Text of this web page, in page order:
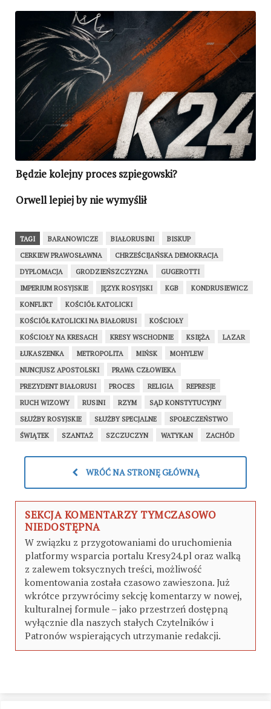
Będzie kolejny proces szpiegowski?
Orwell lepiej by nie wymyślił
TAGI BARANOWICZE BIAŁORUSINI
BISKUP
CERKIEW PRAWOSŁAWNA
CHRZEŚCIJAŃSKA DEMOKRACJA
DYPLOMACJA
GRODZIEŃSZCZYZNA
GUGEROTTI
IMPERIUM ROSYJSKIE
JĘZYK ROSYJSKI KGB
KONDRUSIEWICZ
KONFLIKT
KOŚCIÓŁ KATOLICKI
KOŚCIÓŁ KATOLICKI NA BIAŁORUSI
KOŚCIOŁY
KOŚCIOŁY NA KRESACH
KRESY WSCHODNIE KSIĘŻA
LAZAR
ŁUKASZENKA
METROPOLITA MIŃSK
MOHYLEW
NUNCJUSZ APOSTOLSKI
PRAWA CZŁOWIEKA
PREZYDENT BIAŁORUSI
PROCES RELIGIA
REPRESJE
RUCH WIZOWY
RUSINI RZYM
SĄD KONSTYTUCYJNY
SŁUŻBY ROSYJSKIE
SŁUŻBY SPECJALNE
SPOŁECZEŃSTWO
ŚWIĄTEK
SZANTAŻ SZCZUCZYN WATYKAN ZACHÓD
WRÓĆ NA STRONĘ GŁÓWNĄ
SEKCJA KOMENTARZY TYMCZASOWO
NIEDOSTĘPNA
W związku z przygotowaniami do uruchomienia
platformy wsparcia portalu Kresy24.pl oraz walką
z zalewem toksycznych treści, możliwość
komentowania została czasowo zawieszona. Już
wkrótce przywrócimy sekcję komentarzy w nowej,
kulturalnej formule – jako przestrzeń dostępną
wyłącznie dla naszych stałych Czytelników i
Patronów wspierających utrzymanie redakcji.